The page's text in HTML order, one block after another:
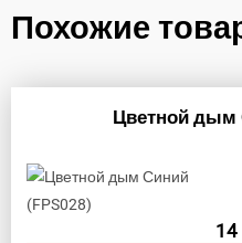
Похожие
Цветной дым
14